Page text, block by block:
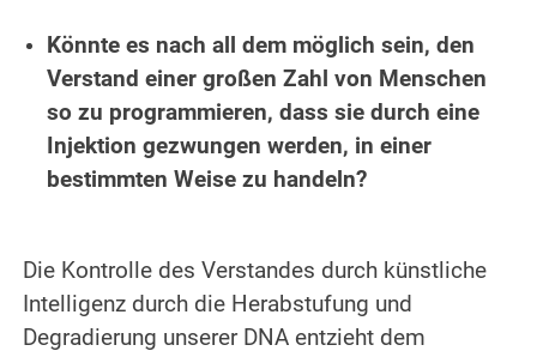
Könnte es nach all dem möglich sein, den
Verstand einer großen Zahl von Menschen
so zu programmieren, dass sie durch eine
Injektion gezwungen werden, in einer
bestimmten Weise zu handeln?
Die Kontrolle des Verstandes durch künstliche
Intelligenz durch die Herabstufung und
Degradierung unserer DNA entzieht dem